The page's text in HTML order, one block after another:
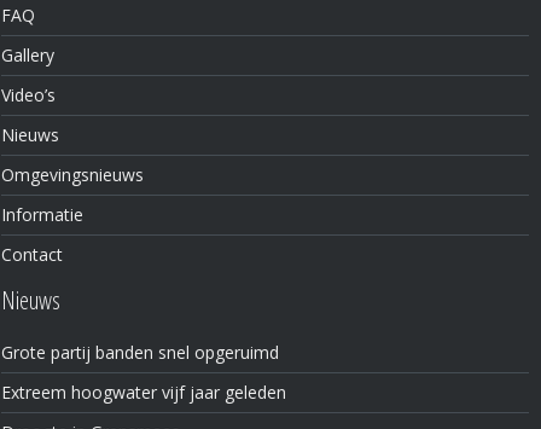
FAQ
Gallery
Video’s
Nieuws
Omgevingsnieuws
Informatie
Contact
Nieuws
Grote partij banden snel opgeruimd
Extreem hoogwater vijf jaar geleden